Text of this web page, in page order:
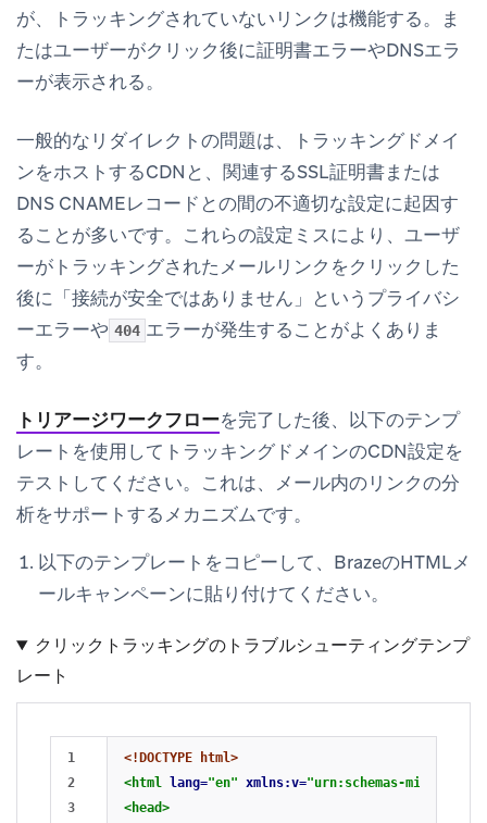
が、トラッキングされていないリンクは機能する。ま
たはユーザーがクリック後に証明書エラーやDNSエラ
ーが表示される。
一般的なリダイレクトの問題は、トラッキングドメイ
ンをホストするCDNと、関連するSSL証明書または
DNS CNAMEレコードとの間の不適切な設定に起因す
ることが多いです。これらの設定ミスにより、ユーザ
ーがトラッキングされたメールリンクをクリックした
後に「接続が安全ではありません」というプライバシ
ーエラーや 404 エラーが発生することがよくありま
す。
トリアージワークフローを完了した後、以下のテンプ
レートを使用してトラッキングドメインのCDN設定を
テストしてください。これは、メール内のリンクの分
析をサポートするメカニズムです。
以下のテンプレートをコピーして、BrazeのHTMLメ
ールキャンペーンに貼り付けてください。
クリックトラッキングのトラブルシューティングテンプ
レート
1
2
3
<!DOCTYPE html>
<html
lang="en" xmlns:v="urn:schemas-microsoft-
<head>